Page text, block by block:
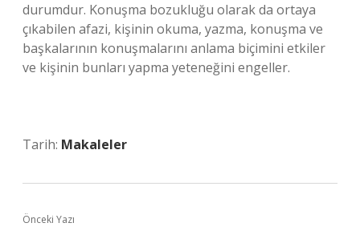
durumdur. Konuşma bozukluğu olarak da ortaya
çıkabilen afazi, kişinin okuma, yazma, konuşma ve
başkalarının konuşmalarını anlama biçimini etkiler
ve kişinin bunları yapma yeteneğini engeller.
Tarih: Makaleler
Önceki Yazı